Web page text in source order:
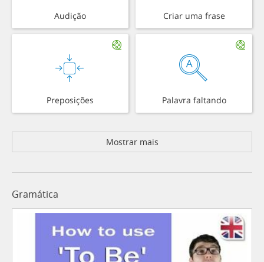
Audição Criar uma frase
Preposições Palavra faltando
Mostrar mais
Gramática